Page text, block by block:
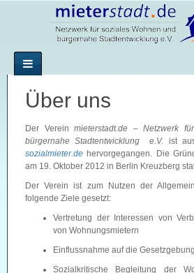
Über uns
Der Verein mieterstadt.de – Netzwerk
bürgernahe Stadtentwicklung
e.V. ist
sozialmieter.de hervorgegangen. Die
am 19. Oktober 2012 in Berlin Kreuzberg
Der Verein ist zum Nutzen der
folgende Ziele gesetzt:
Vertretung der Interessen von
von Wohnungsmietern
Einflussnahme auf die
Sozialkritische Begleitung der